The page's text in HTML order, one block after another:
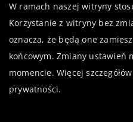
W ramach naszej witryny
Korzystanie z witryny bez
oznacza, że będą one
końcowym. Zmiany ustawień
momencie. Więcej
prywatności.